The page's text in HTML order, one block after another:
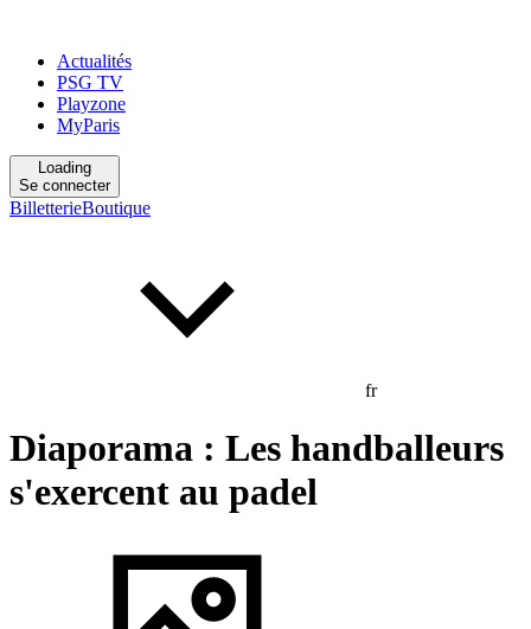
Actualités
PSG TV
Playzone
MyParis
Loading
Se connecter
BilletterieBoutique
fr
Diaporama : Les handballeurs
s'exercent au padel